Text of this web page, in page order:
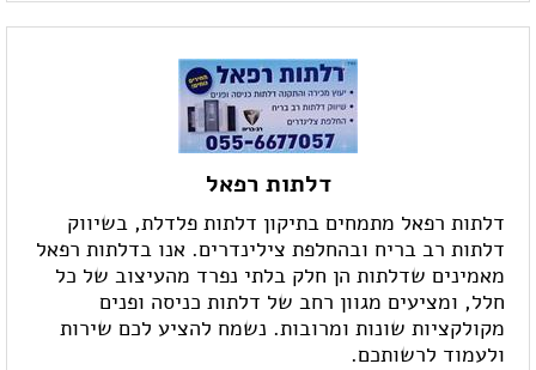
דלתות רפאל
דלתות רפאל מתמחים בתיקון דלתות פלדלת, בשיווק
דלתות רב בריח ובהחלפת צילינדרים. אנו בדלתות רפאל
מאמינים שדלתות הן חלק בלתי נפרד מהעיצוב של כל
חלל, ומציעים מגוון רחב של דלתות כניסה ופנים
מקולקציות שונות ומרובות. נשמח להציע לכם שירות
ולעמוד לרשותכם.